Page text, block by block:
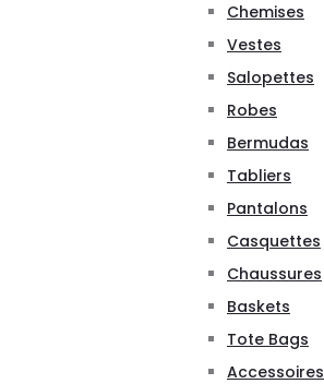
Chemises
Vestes
Salopettes
Robes
Bermudas
Tabliers
Pantalons
Casquettes
Chaussures
Baskets
Tote Bags
Accessoires